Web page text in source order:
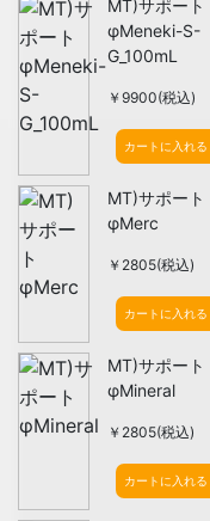
MT)サポート
φMeneki-S-
G_100mL
￥9900(税込)
カートに入れる
MT)サポート
φMerc
￥2805(税込)
カートに入れる
MT)サポート
φMineral
￥2805(税込)
カートに入れる